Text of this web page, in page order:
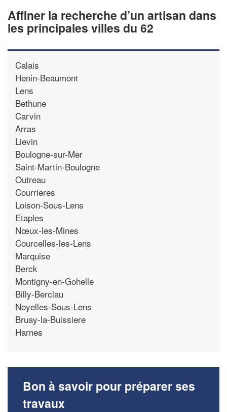
Affiner la recherche d’un artisan dans
les principales villes du 62
Calais
Henin-Beaumont
Lens
Bethune
Carvin
Arras
Lievin
Boulogne-sur-Mer
Saint-Martin-Boulogne
Outreau
Courrieres
Loison-Sous-Lens
Etaples
Nœux-les-Mines
Courcelles-les-Lens
Marquise
Berck
Montigny-en-Gohelle
Billy-Berclau
Noyelles-Sous-Lens
Bruay-la-Buissiere
Harnes
Bon à savoir pour préparer ses
travaux